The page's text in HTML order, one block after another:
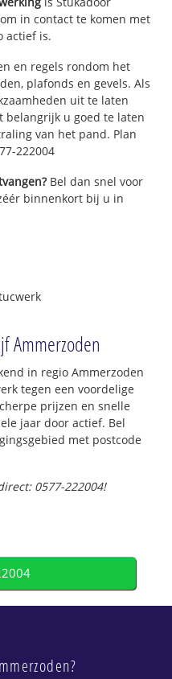
in contact te komen met
actief is.
en regels rondom het
plafonds en gevels. Als
uit te laten
belangrijk u goed te laten
van het pand. Plan
222004
Bel dan snel voor
binnenkort bij u in
Ammerzoden
in regio Ammerzoden
tegen een voordelige
prijzen en snelle
jaar door actief. Bel
met postcode
0577-222004!